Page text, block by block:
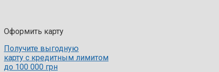
Оформить карту
Получите выгодную
карту с кредитным лимитом
до 100 000 грн